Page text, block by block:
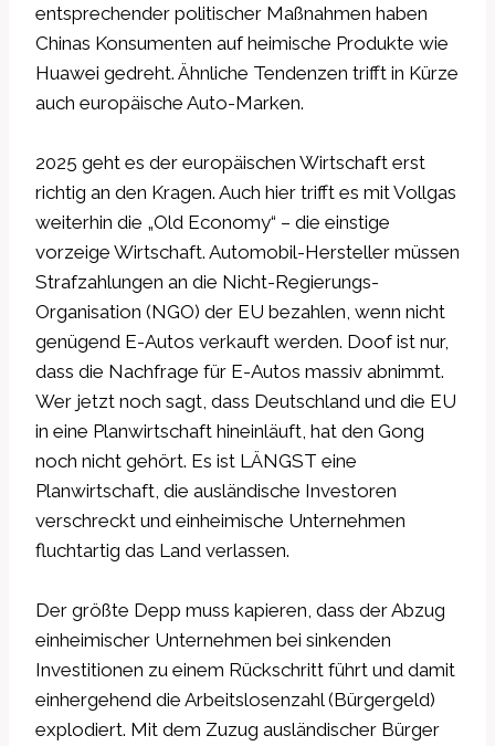
entsprechender politischer Maßnahmen haben
Chinas Konsumenten auf heimische Produkte wie
Huawei gedreht. Ähnliche Tendenzen trifft in Kürze
auch europäische Auto-Marken.
2025 geht es der europäischen Wirtschaft erst
richtig an den Kragen. Auch hier trifft es mit Vollgas
weiterhin die „Old Economy“ – die einstige
vorzeige Wirtschaft. Automobil-Hersteller müssen
Strafzahlungen an die Nicht-Regierungs-
Organisation (NGO) der EU bezahlen, wenn nicht
genügend E-Autos verkauft werden. Doof ist nur,
dass die Nachfrage für E-Autos massiv abnimmt.
Wer jetzt noch sagt, dass Deutschland und die EU
in eine Planwirtschaft hineinläuft, hat den Gong
noch nicht gehört. Es ist LÄNGST eine
Planwirtschaft, die ausländische Investoren
verschreckt und einheimische Unternehmen
fluchtartig das Land verlassen.
Der größte Depp muss kapieren, dass der Abzug
einheimischer Unternehmen bei sinkenden
Investitionen zu einem Rückschritt führt und damit
einhergehend die Arbeitslosenzahl (Bürgergeld)
explodiert. Mit dem Zuzug ausländischer Bürger